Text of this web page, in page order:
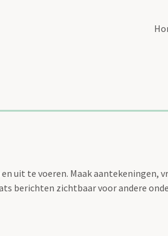
uit te voeren. Maak aantekeningen,
berichten zichtbaar voor andere